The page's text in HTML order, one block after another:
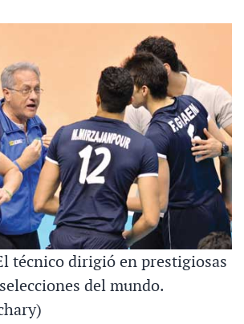
técnico dirigió en prestigiosas
del mundo.